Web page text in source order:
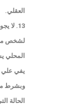
العقلي.
13. لا
لشخص
المحلي
يفي علي
وبشرط
الحالة